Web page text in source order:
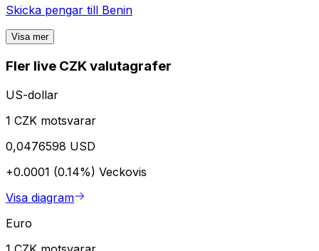
Skicka pengar till Benin
Visa mer
Fler live CZK valutagrafer
US-dollar
1 CZK motsvarar
0,0476598 USD
+0.0001 (0.14%) Veckovis
Visa diagram
Euro